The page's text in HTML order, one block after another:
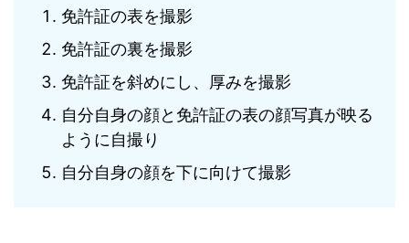
免許証の表を撮影
免許証の裏を撮影
免許証を斜めにし、厚みを撮影
自分自身の顔と免許証の表の顔写真が映る
ように自撮り
自分自身の顔を下に向けて撮影